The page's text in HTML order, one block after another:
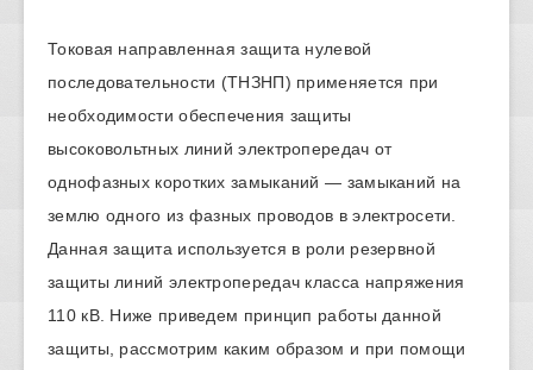
Токовая направленная защита нулевой
последовательности (ТНЗНП) применяется при
необходимости обеспечения защиты
высоковольтных линий электропередач от
однофазных коротких замыканий — замыканий на
землю одного из фазных проводов в электросети.
Данная защита используется в роли резервной
защиты линий электропередач класса напряжения
110 кВ. Ниже приведем принцип работы данной
защиты, рассмотрим каким образом и при помощи